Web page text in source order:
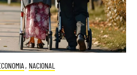
, NACIONAL